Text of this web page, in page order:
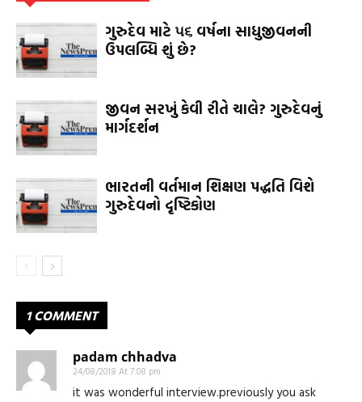
ગુરુદેવ માટે ૫૬ વર્ષના સાધુજીવનની
ઉપલબ્ધિ શું છે?
જીવન સરખું કેવી રીતે ચાલે? ગુરુદેવનું
માર્ગદર્શન
ભારતની વર્તમાન શિક્ષણ પદ્ધતિ વિશે
ગુરુદેવનો દૃષ્ટિકોણ
1 COMMENT
padam chhadva
24/08/2018 At 7:08 pm
it was wonderful interview.previously you ask